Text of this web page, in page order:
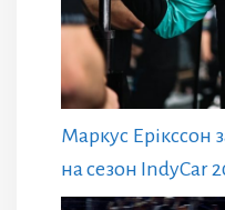
Маркус Ерікссон
на сезон IndyCar